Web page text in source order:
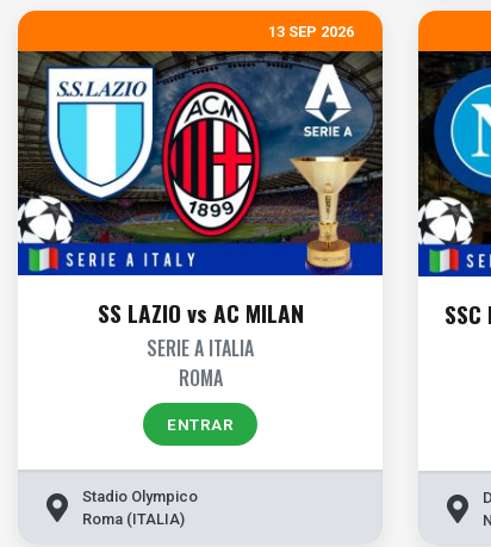
13 SEP 2026
SS LAZIO vs AC MILAN
SERIE A ITALIA
ROMA
ENTRAR
Stadio Olympico
Roma (ITALIA)
SSC